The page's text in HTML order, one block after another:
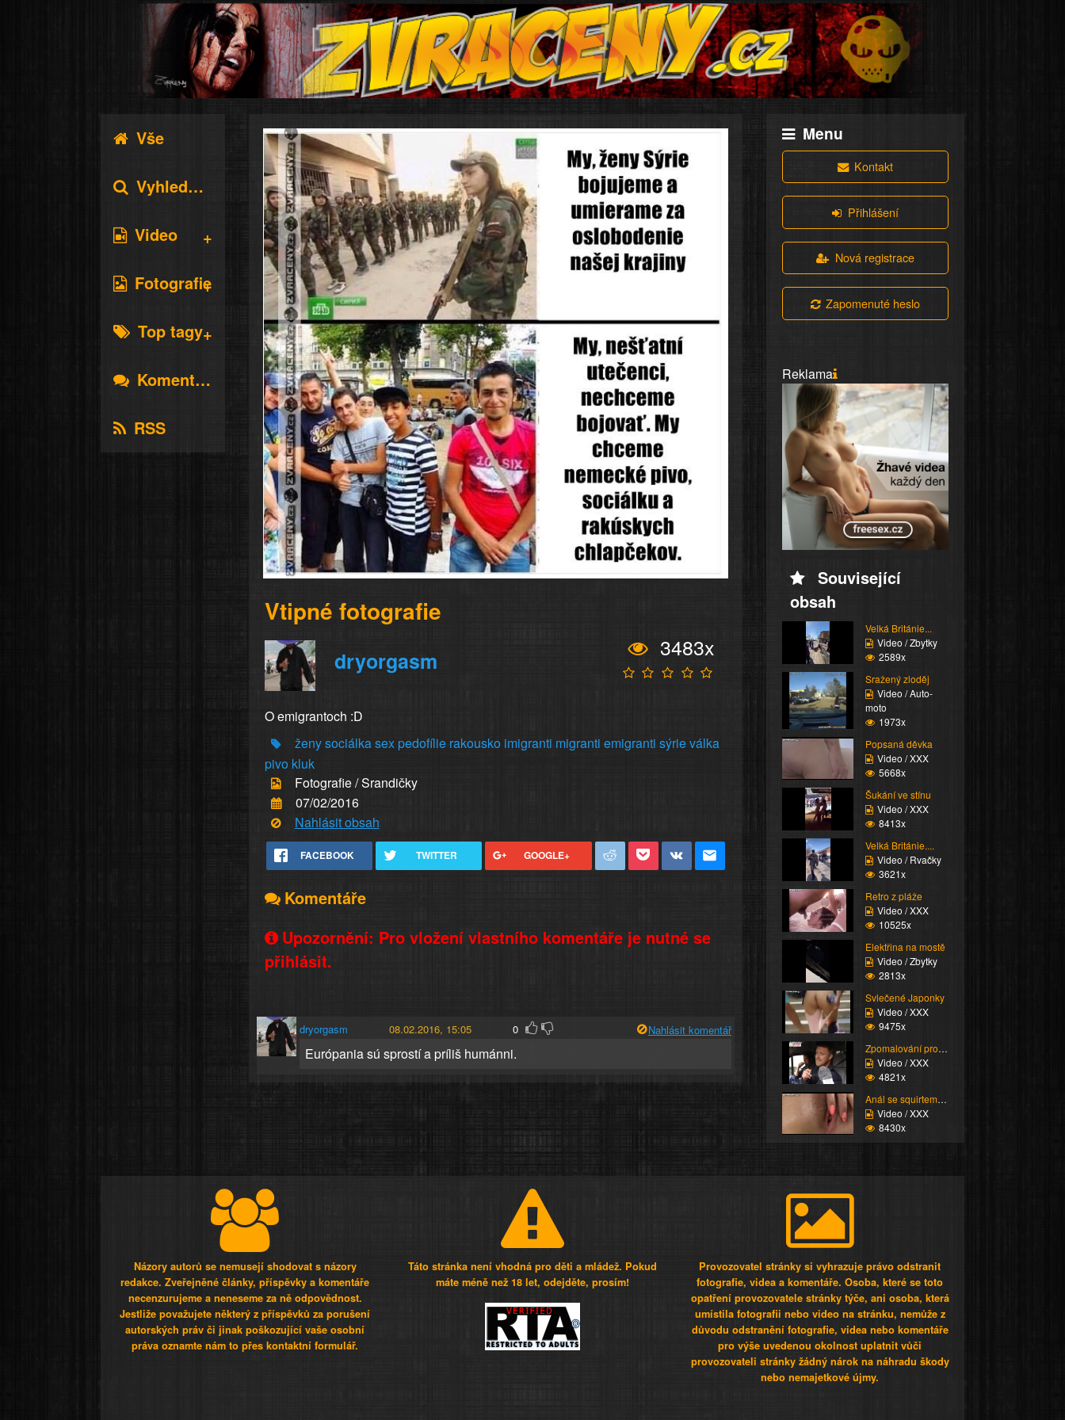
Vše
Vyhledávání
Video
Fotografie
Top tagy
Komentáře
RSS
Vtipné fotografie
dryorgasm
3483x
O emigrantoch :D
ženysociálkasexpedofílie rakousko imigranti migranti emigranti sýrieválka
pivo kluk
Fotografie / Srandičky
07/02/2016
Nahlásit obsah
FACEBOOK TWITTER GOOGLE+
Komentáře
Upozornění: Pro vložení vlastního komentáře je nutné se
přihlásit.
dryorgasm 08.02.2016, 15:05 0 Nahlásit komentář
Európania sú sprostí a príliš humánni.
Menu
Kontakt
Přihlášení
Nová registrace
Zapomenuté heslo
Reklama
Související
obsah
Velká Británie...
Video / Zbytky
2589x
Sražený zloděj
Video / Auto-
moto
1973x
Popsaná děvka
Video / XXX
5668x
Šukání ve stínu
Video / XXX
8413x
Velká Británie....
Video / Rvačky
3621x
Retro z pláže
Video / XXX
10525x
Elektřina na mostě
Video / Zbytky
2813x
Svlečené Japonky
Video / XXX
9475x
Zpomalování provozu
Video / XXX
4821x
Anál se squirtem nakon...
Video / XXX
8430x
Názory autorů se nemusejí shodovat s názory
redakce. Zveřejněné články, příspěvky a komentáře
necenzurujeme a neneseme za ně odpovědnost.
Jestliže považujete některý z příspěvků za porušení
autorských práv či jinak poškozující vaše osobní
práva oznamte nám to přes kontaktní formulář.
Táto stránka není vhodná pro děti a mládež. Pokud
máte méně než 18 let, odejděte, prosím!
Provozovatel stránky si vyhrazuje právo odstranit
fotografie, videa a komentáře. Osoba, které se toto
opatření provozovatele stránky týče, ani osoba, která
umístila fotografii nebo video na stránku, nemůže z
důvodu odstranění fotografie, videa nebo komentáře
pro výše uvedenou okolnost uplatnit vůči
provozovateli stránky žádný nárok na náhradu škody
nebo nemajetkové újmy.